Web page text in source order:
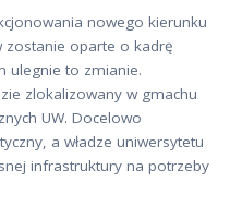
nowego kierunku
zostanie oparte o kadrę
ulegnie to zmianie.
zlokalizowany w gmachu
UW. Docelowo
a władze uniwersytetu
infrastruktury na potrzeby